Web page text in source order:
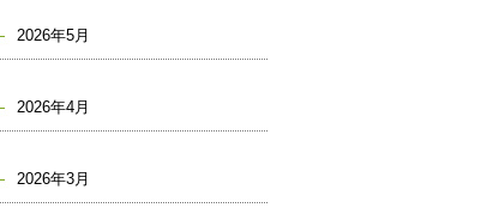
2026年5月
2026年4月
2026年3月